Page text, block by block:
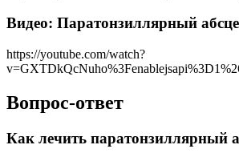
Видео: Паратонзиллярный
https://youtube.com/watch?
Вопрос-ответ
Как лечить паратонзиллярный